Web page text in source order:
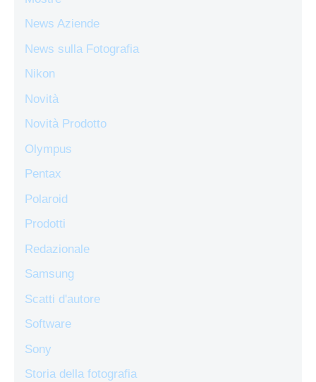
News Aziende
News sulla Fotografia
Nikon
Novità
Novità Prodotto
Olympus
Pentax
Polaroid
Prodotti
Redazionale
Samsung
Scatti d'autore
Software
Sony
Storia della fotografia